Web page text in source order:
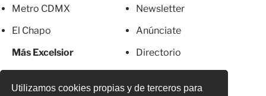
Utilizamos cookies propias y de terceros para
Metro CDMX
El Chapo
Más Excelsior
Newsletter
Anúnciate
Directorio